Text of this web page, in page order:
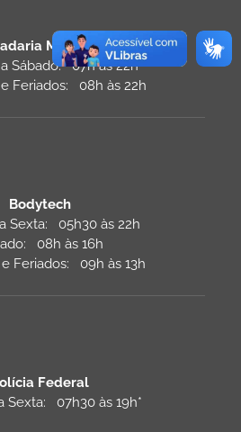
Monza
Sábado: 07h às 22h
Feriados: 08h às 22h
Bodytech
Sexta: 05h30 às 22h
08h às 16h
Feriados: 09h às 13h
Federal
Sexta: 07h30 às 19h*